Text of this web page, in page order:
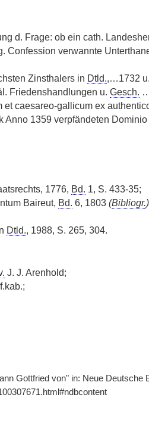
d. Frage: ob ein cath.
Confession verwannte
Zinsthalers in Dtld.,…1732
Friedenshandlungen u. Gesch.
et caesareo-gallicum ex
Anno 1359 verpfändeten
1776, Bd. 1, S. 433-35;
Baireut, Bd. 6, 1803 (Bibliogr.)
Dtld., 1988, S. 265, 304.
J. J. Arenhold;
Gottfried von" in: Neue Deutsche